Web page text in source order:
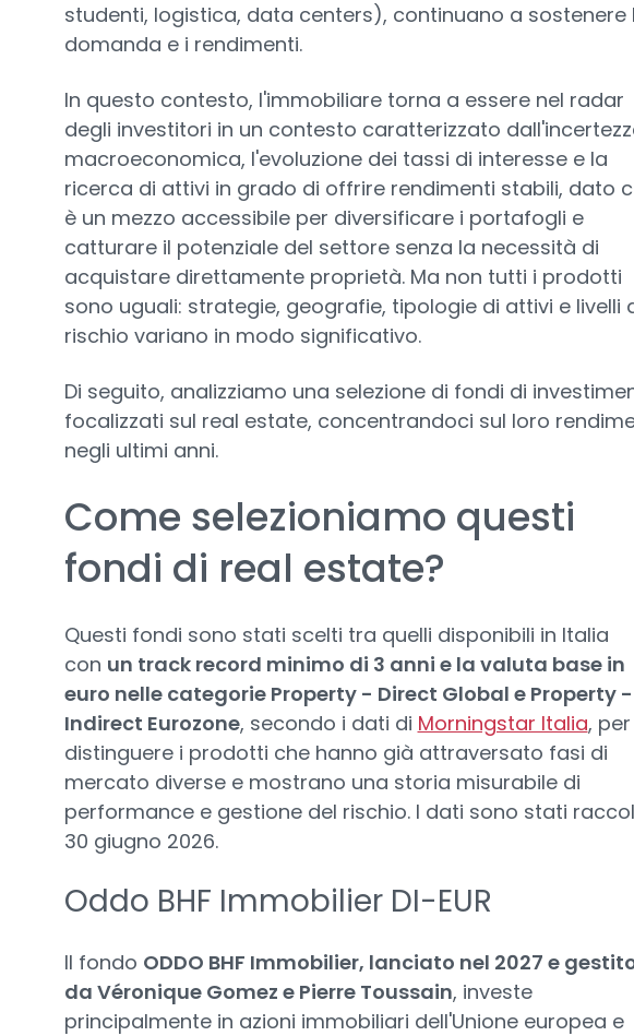
studenti, logistica, data centers), continuano a sostenere
domanda e i rendimenti.
In questo contesto, l'immobiliare torna a essere nel radar
degli investitori in un contesto caratterizzato
macroeconomica, l'evoluzione dei tassi di interesse e la
ricerca di attivi in grado di offrire rendimenti stabili, dato
è un mezzo accessibile per diversificare i portafogli e
catturare il potenziale del settore senza la necessità di
acquistare direttamente proprietà. Ma non tutti i prodotti
sono uguali: strategie, geografie, tipologie di attivi e livelli
rischio variano in modo significativo.
Di seguito, analizziamo una selezione di fondi di
focalizzati sul real estate, concentrandoci sul loro
negli ultimi anni.
Come selezioniamo questi
fondi di real estate?
Questi fondi sono stati scelti tra quelli disponibili in Italia
con un track record minimo di 3 anni e la valuta base in
euro nelle categorie Property - Direct Global e Property -
Indirect Eurozone, secondo i dati di Morningstar Italia, per
distinguere i prodotti che hanno già attraversato fasi di
mercato diverse e mostrano una storia misurabile di
performance e gestione del rischio. I dati sono stati
30 giugno 2026.
Oddo BHF Immobilier DI-EUR
Il fondo ODDO BHF Immobilier, lanciato nel 2027 e
da Véronique Gomez e Pierre Toussain, investe
principalmente in azioni immobiliari dell'Unione europea e